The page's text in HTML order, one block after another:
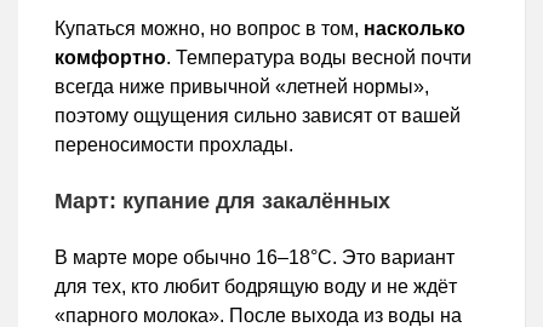
Купаться можно, но вопрос в том, насколько
комфортно. Температура воды весной почти
всегда ниже привычной «летней нормы»,
поэтому ощущения сильно зависят от вашей
переносимости прохлады.
Март: купание для закалённых
В марте море обычно 16–18°C. Это вариант
для тех, кто любит бодрящую воду и не ждёт
«парного молока». После выхода из воды на